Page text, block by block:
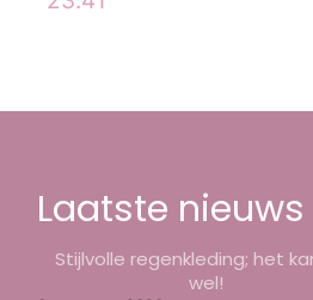
Laatste nieuws
Stijlvolle regenkleding; het
wel!